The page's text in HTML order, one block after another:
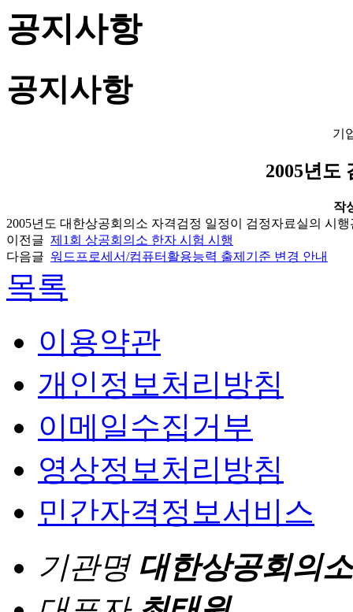
공지사항
공지사항
기
2005년도
작
2005년도 대한상공회의소 자격검정 일정이 검정자료실의 시
이전글 제1회 상공회의소 한자 시험 시행
다음글 워드프로세서/컴퓨터활용능력 출제기준 변경 안내
목록
이용약관
개인정보처리방침
이메일수집거부
영상정보처리방침
민간자격정보서비스
기관명 대한상공회의소